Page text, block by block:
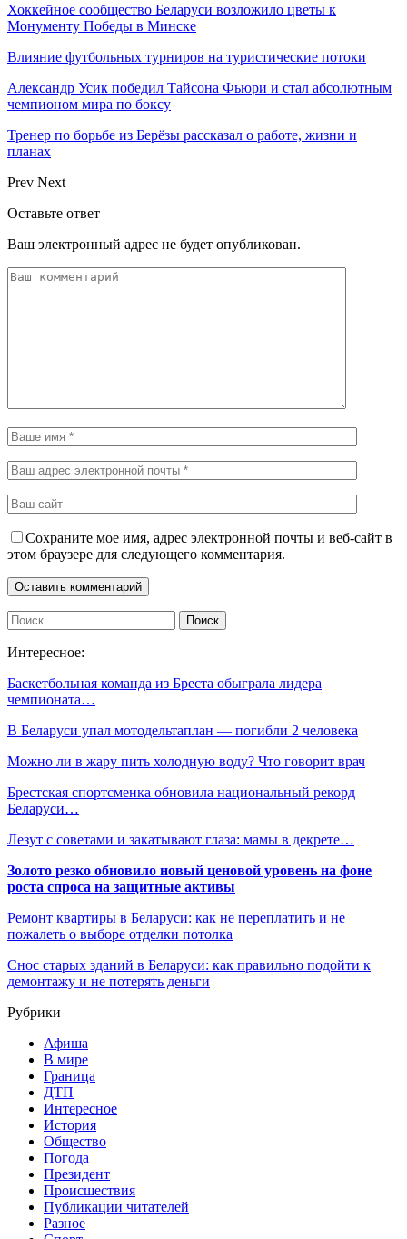
Хоккейное сообщество Беларуси возложило цветы к
Монументу Победы в Минске
Влияние футбольных турниров на туристические потоки
Александр Усик победил Тайсона Фьюри и стал абсолютным
чемпионом мира по боксу
Тренер по борьбе из Берёзы рассказал о работе, жизни и
планах
Prev Next
Оставьте ответ
Ваш электронный адрес не будет опубликован.
Сохраните мое имя, адрес электронной почты и веб-сайт в
этом браузере для следующего комментария.
Интересное:
Баскетбольная команда из Бреста обыграла лидера
чемпионата…
В Беларуси упал мотодельтаплан — погибли 2 человека
Можно ли в жару пить холодную воду? Что говорит врач
Брестская спортсменка обновила национальный рекорд
Беларуси…
Лезут с советами и закатывают глаза: мамы в декрете…
Золото резко обновило новый ценовой уровень на фоне
роста спроса на защитные активы
Ремонт квартиры в Беларуси: как не переплатить и не
пожалеть о выборе отделки потолка
Снос старых зданий в Беларуси: как правильно подойти к
демонтажу и не потерять деньги
Рубрики
Афиша
В мире
Граница
ДТП
Интересное
История
Общество
Погода
Президент
Происшествия
Публикации читателей
Разное